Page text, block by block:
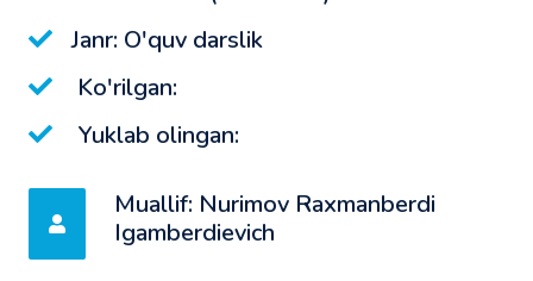
Janr: O'quv darslik
Ko'rilgan:
Yuklab olingan:
Muallif: Nurimov Raxmanberdi
Igamberdievich